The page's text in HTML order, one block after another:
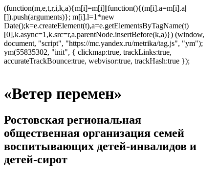
(function(m,e,t,r,i,k,a){m[i]=m[i]||function(){(m[i].a=m[i].a||
[]).push(arguments)}; m[i].l=1*new
Date();k=e.createElement(t),a=e.getElementsByTagName(t)
[0],k.async=1,k.src=r,a.parentNode.insertBefore(k,a)}) (window,
document, "script", "https://mc.yandex.ru/metrika/tag.js", "ym");
ym(55835302, "init", { clickmap:true, trackLinks:true,
accurateTrackBounce:true, webvisor:true, trackHash:true });
«Ветер перемен»
Ростовская региональная
общественная организация семей
воспитывающих детей-инвалидов и
детей-сирот